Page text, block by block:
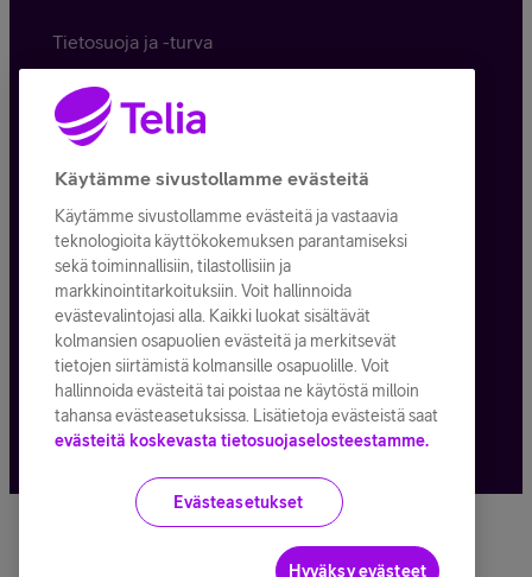
Tietosuoja ja -turva
Tilauksen peruuttaminen
Käyttöehdot
Evästeiden käyttö
Toimitusehdot ja palvelukuvaukset
Kaikki hinnat ALV 25,5
© Telia Company2026
Käytämme sivustollamme evästeitä
Käytämme sivustollamme evästeitä ja vastaavia
teknologioita käyttökokemuksen parantamiseksi
sekä toiminnallisiin, tilastollisiin ja
markkinointitarkoituksiin. Voit hallinnoida
evästevalintojasi alla. Kaikki luokat sisältävät
kolmansien osapuolien evästeitä ja merkitsevät
tietojen siirtämistä kolmansille osapuolille. Voit
hallinnoida evästeitä tai poistaa ne käytöstä milloin
tahansa evästeasetuksissa. Lisätietoja evästeistä saat
evästeitä koskevasta tietosuojaselosteestamme.
Evästeasetukset
Hyväksy evästeet